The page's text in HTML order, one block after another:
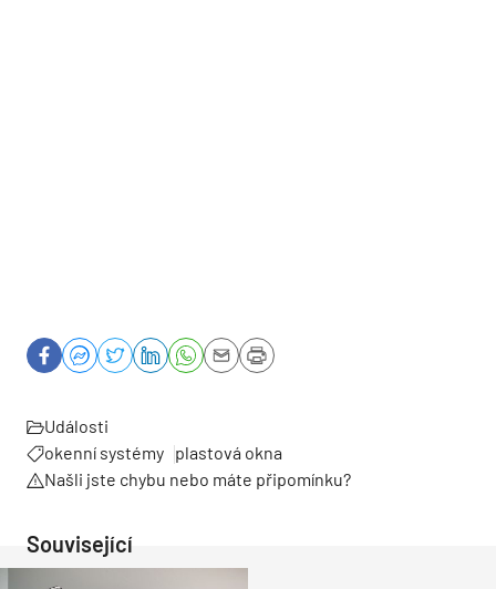
Události
okenní systémy plastová okna
Našli jste chybu nebo máte připomínku?
Související